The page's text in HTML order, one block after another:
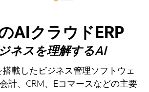
AIクラウドERP
ネスを理解するAI
搭載したビジネス管理ソフトウェ
計、CRM、Eコマースなどの主要